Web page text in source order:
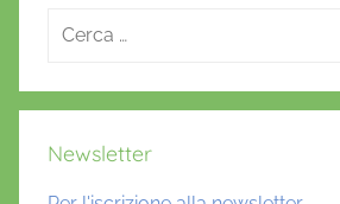
,
u
Ricerca
Newsletter